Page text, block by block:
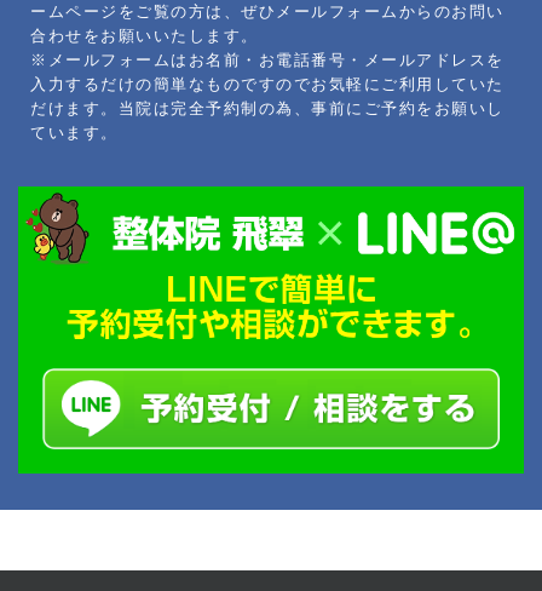
ームページをご覧の方は、ぜひメールフォームからのお問い
合わせをお願いいたします。
※メールフォームはお名前・お電話番号・メールアドレスを
入力するだけの簡単なものですのでお気軽にご利用していた
だけます。当院は完全予約制の為、事前にご予約をお願いし
ています。